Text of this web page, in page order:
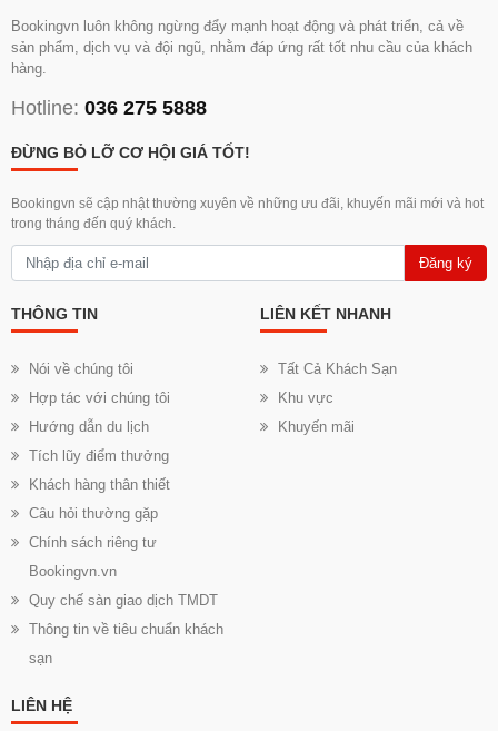
Bookingvn luôn không ngừng đẩy mạnh hoạt động và phát triển, cả về
sản phẩm, dịch vụ và đội ngũ, nhằm đáp ứng rất tốt nhu cầu của khách
hàng.
Hotline: 036 275 5888
ĐỪNG BỎ LỠ CƠ HỘI GIÁ TỐT!
Bookingvn sẽ cập nhật thường xuyên về những ưu đãi, khuyến mãi mới và hot
trong tháng đến quý khách.
Đăng ký
THÔNG TIN
Nói về chúng tôi
Hợp tác với chúng tôi
Hướng dẫn du lịch
Tích lũy điểm thưởng
Khách hàng thân thiết
Câu hỏi thường gặp
Chính sách riêng tư
Bookingvn.vn
Quy chế sàn giao dịch TMDT
Thông tin về tiêu chuẩn khách
sạn
LIÊN KẾT NHANH
Tất Cả Khách Sạn
Khu vực
Khuyến mãi
LIÊN HỆ